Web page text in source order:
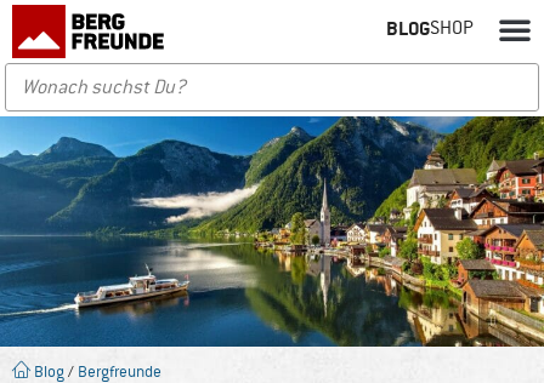
BLOGSHOP
Blog / Bergfreunde